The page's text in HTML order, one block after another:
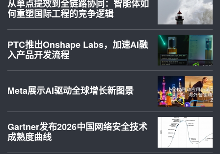
从单点提效到全链路协同：智能体如
何重塑国际工程的竞争逻辑
PTC推出Onshape Labs，加速AI融
入产品开发流程
Meta展示AI驱动全球增长新图景
Gartner发布2026中国网络安全技术
成熟度曲线